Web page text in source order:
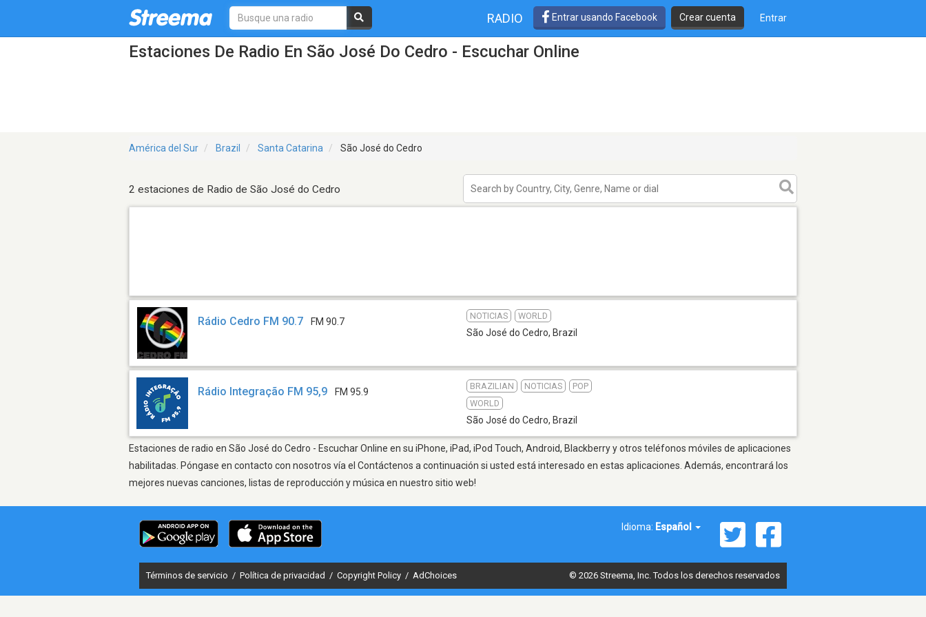
RADIO Entrar usando Facebook Crear cuenta Entrar
Estaciones De Radio En São José Do Cedro - Escuchar Online
América del Sur Brazil Santa Catarina São José do Cedro
2 estaciones de Radio de São José do Cedro
Rádio Cedro FM 90.7 FM 90.7
NOTICIAS WORLD
São José do Cedro, Brazil
Rádio Integração FM 95,9 FM 95.9
BRAZILIAN NOTICIAS
POP
WORLD
São José do Cedro, Brazil
Estaciones de radio en São José do Cedro - Escuchar Online en su iPhone, iPad, iPod Touch, Android, Blackberry y otros teléfonos móviles de aplicaciones
habilitadas. Póngase en contacto con nosotros vía el Contáctenos a continuación si usted está interesado en estas aplicaciones. Además, encontrará los
mejores nuevas canciones, listas de reproducción y música en nuestro sitio web!
Idioma: Español
Términos de servicio / Política de privacidad / Copyright Policy / AdChoices © 2026 Streema, Inc. Todos los derechos reservados